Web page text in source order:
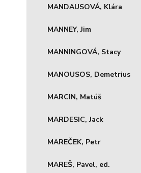
MANDAUSOVÁ, Klára
MANNEY, Jim
MANNINGOVÁ, Stacy
MANOUSOS, Demetrius
MARCIN, Matúš
MARDESIC, Jack
MAREČEK, Petr
MAREŠ, Pavel, ed.